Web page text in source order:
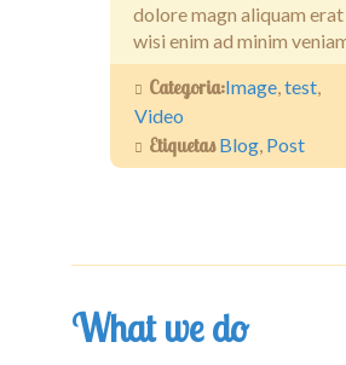
dolore magn aliquam
wisi enim ad minim veniam
Categoria:Image test
Video
Etiquetas Blog Post
What we do